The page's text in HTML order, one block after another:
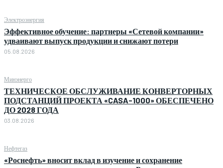
Электроэнергия
Эффективное обучение: партнеры «Сетевой компании»
удваивают выпуск продукции и снижают потери
05.08.2026
Минэнерго
ТЕХНИЧЕСКОЕ ОБСЛУЖИВАНИЕ КОНВЕРТОРНЫХ
ПОДСТАНЦИЙ ПРОЕКТА «CASA-1000» ОБЕСПЕЧЕНО
ДО 2028 ГОДА
03.08.2026
Нефтегаз
«Роснефть» вносит вклад в изучение и сохранение